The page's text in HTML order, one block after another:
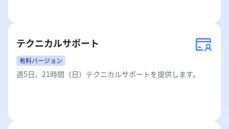
テクニカルサポート
有料バージョン
週5日、21時間（日）テクニカルサポートを提供します。